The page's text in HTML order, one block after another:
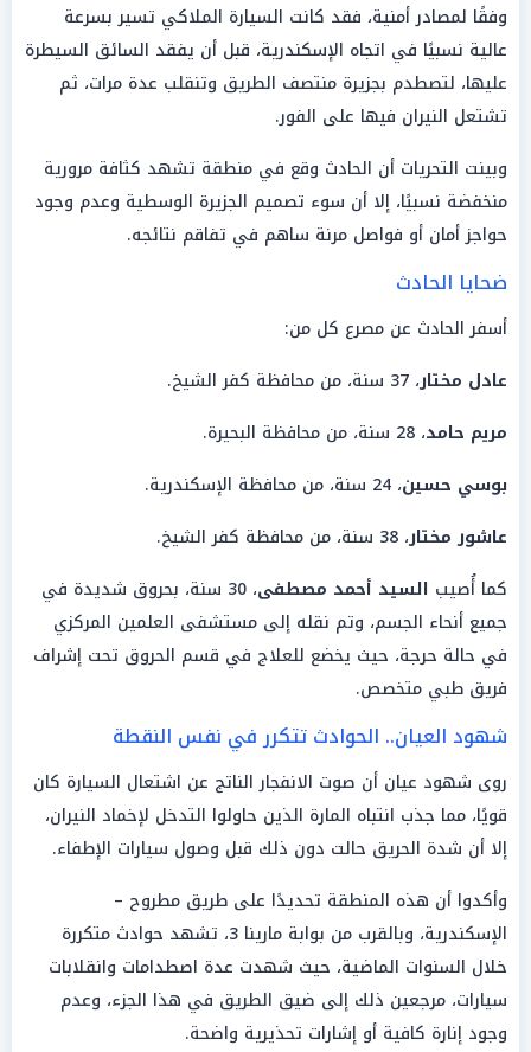
وفقًا لمصادر أمنية، فقد كانت السيارة الملاكي تسير بسرعة
عالية نسبيًا في اتجاه الإسكندرية، قبل أن يفقد السائق السيطرة
عليها، لتصطدم بجزيرة منتصف الطريق وتنقلب عدة مرات، ثم
تشتعل النيران فيها على الفور.
وبينت التحريات أن الحادث وقع في منطقة تشهد كثافة مرورية
منخفضة نسبيًا، إلا أن سوء تصميم الجزيرة الوسطية وعدم وجود
حواجز أمان أو فواصل مرنة ساهم في تفاقم نتائجه.
ضحايا الحادث
أسفر الحادث عن مصرع كل من:
عادل مختار، 37 سنة، من محافظة كفر الشيخ.
مريم حامد، 28 سنة، من محافظة البحيرة.
بوسي حسين، 24 سنة، من محافظة الإسكندرية.
عاشور مختار، 38 سنة، من محافظة كفر الشيخ.
كما أُصيب السيد أحمد مصطفى
، 30 سنة، بحروق شديدة في
جميع أنحاء الجسم، وتم نقله إلى مستشفى العلمين المركزي
في حالة حرجة، حيث يخضع للعلاج في قسم الحروق تحت إشراف
فريق طبي متخصص.
شهود العيان.. الحوادث تتكرر في نفس النقطة
روى شهود عيان أن صوت الانفجار الناتج عن اشتعال السيارة كان
قويًا، مما جذب انتباه المارة الذين حاولوا التدخل لإخماد النيران،
إلا أن شدة الحريق حالت دون ذلك قبل وصول سيارات الإطفاء.
وأكدوا أن هذه المنطقة تحديدًا على طريق مطروح –
الإسكندرية، وبالقرب من بوابة مارينا 3، تشهد حوادث متكررة
خلال السنوات الماضية، حيث شهدت عدة اصطدامات وانقلابات
سيارات، مرجعين ذلك إلى ضيق الطريق في هذا الجزء، وعدم
وجود إنارة كافية أو إشارات تحذيرية واضحة.